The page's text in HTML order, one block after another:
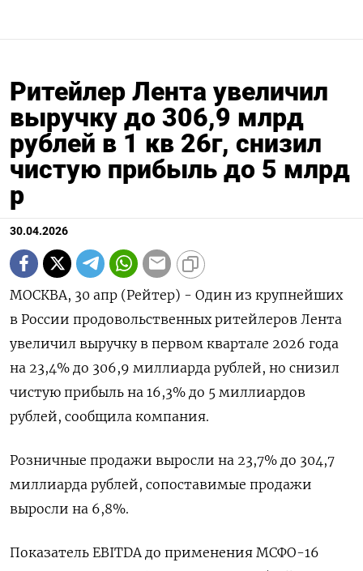
Ритейлер Лента увеличил
выручку до 306,9 млрд
рублей в 1 кв 26г, снизил
чистую прибыль до 5 млрд
р
30.04.2026
МОСКВА, 30 апр (Рейтер) - Один из крупнейших
в России продовольственных ритейлеров Лента
увеличил выручку ‌в первом квартале 2026 года
на 23,4% до 306,9 миллиарда рублей, но снизил
чистую ​прибыль ​на ​16,3% до 5 ⁠миллиардов
рублей, сообщила компания.
Розничные ‌продажи выросли на ‌23,7% до 304,7
миллиарда рублей, сопоставимые продажи ​
выросли на 6,8%.
Показатель EBITDA ‌до применения МСФО-16